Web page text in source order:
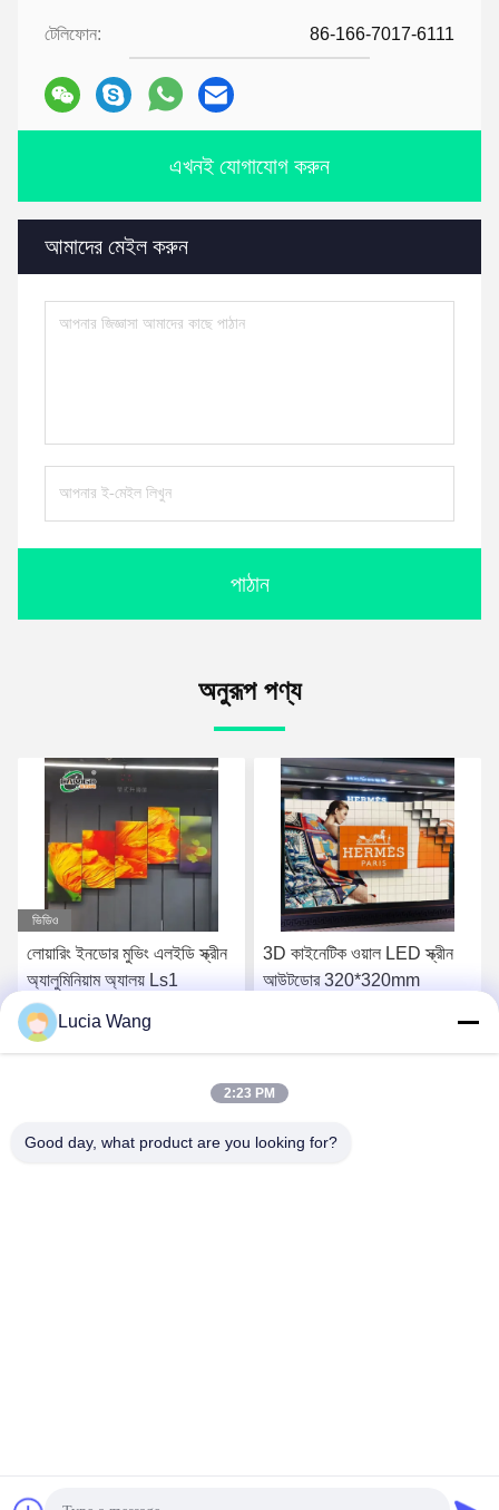
টেলিফোন: 86-166-7017-6111
এখনই যোগাযোগ করুন
আমাদের মেইল করুন
পাঠান
অনুরূপ পণ্য
3D কাইনেটিক ওয়াল LED স্ক্রীন
আউটডোর 320*320mm
সেরা দাম পান
ইন্ডোর সিঙ্গেল মুভিং এলইডি স্ক্রিন
ওয়াই 3840Hz 1920Hz মুভিং
সেরা দাম পান
Lucia Wang
2:23 PM
Good day, what product are you looking for?